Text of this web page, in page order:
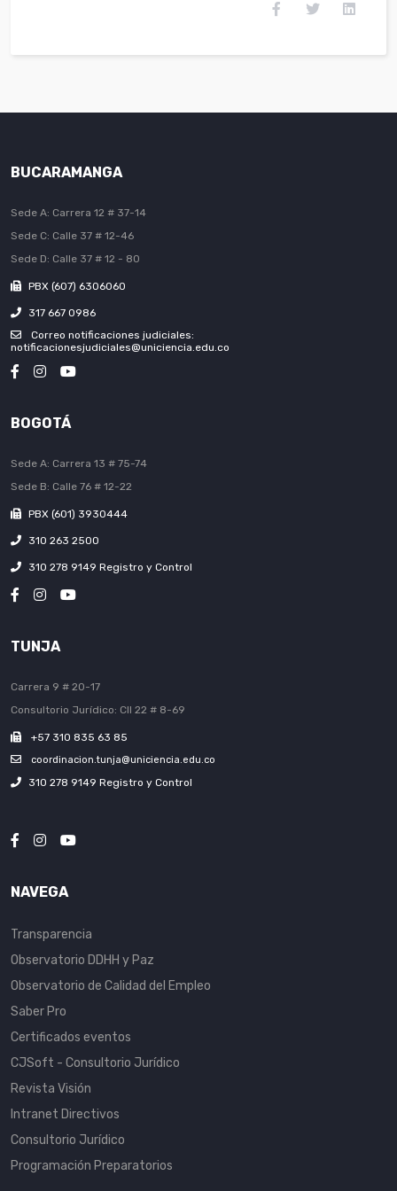
BUCARAMANGA
Sede A: Carrera 12 # 37-14
Sede C: Calle 37 # 12-46
Sede D: Calle 37 # 12 - 80
PBX (607) 6306060
317 667 0986
Correo notificaciones judiciales:
notificacionesjudiciales@uniciencia.edu.co
BOGOTÁ
Sede A: Carrera 13 # 75-74
Sede B: Calle 76 # 12-22
PBX (601) 3930444
310 263 2500
310 278 9149 Registro y Control
TUNJA
Carrera 9 # 20-17
Consultorio Jurídico: Cll 22 # 8-69
+57 310 835 63 85
coordinacion.tunja@uniciencia.edu.co
310 278 9149 Registro y Control
NAVEGA
Transparencia
Observatorio DDHH y Paz
Observatorio de Calidad del Empleo
Saber Pro
Certificados eventos
CJSoft - Consultorio Jurídico
Revista Visión
Intranet Directivos
Consultorio Jurídico
Programación Preparatorios